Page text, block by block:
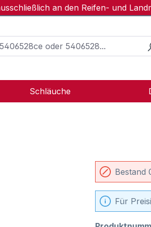
an den Reifen- und
Schläuche
Bestand
Für